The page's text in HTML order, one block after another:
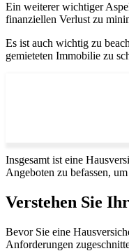
Ein weiterer wichtiger
finanziellen Verlust zu
Es ist auch wichtig zu
gemieteten Immobilie zu
Insgesamt ist eine
Angeboten zu befassen,
Verstehen Sie
Bevor Sie eine
Anforderungen